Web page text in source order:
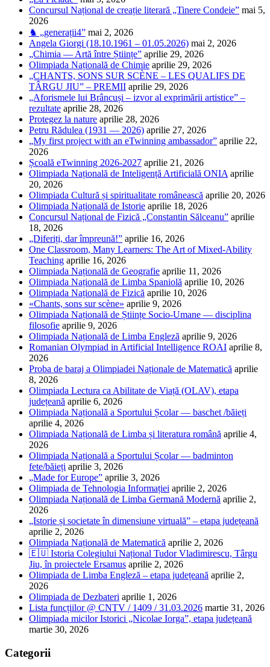
Concursul Național de creație literară „Tinere Condeie” mai 5,
2026
♞ „generații4” mai 2, 2026
Angela Giorgi (18.10.1961 – 01.05.2026) mai 2, 2026
„Chimia — Artă între Științe” aprilie 29, 2026
Olimpiada Națională de Chimie aprilie 29, 2026
„CHANTS, SONS SUR SCÈNE – LES QUALIFS DE
TÂRGU JIU” – PREMII aprilie 29, 2026
„Aforismele lui Brâncuși – izvor al exprimării artistice” –
rezultate aprilie 28, 2026
Protegez la nature aprilie 28, 2026
Petru Rădulea (1931 — 2026) aprilie 27, 2026
„My first project with an eTwinning ambassador” aprilie 22,
2026
Școală eTwinning 2026-2027 aprilie 21, 2026
Olimpiada Națională de Inteligență Artificială ONIA aprilie
20, 2026
Olimpiada Cultură și spiritualitate românească aprilie 20, 2026
Olimpiada Națională de Istorie aprilie 18, 2026
Concursul Național de Fizică „Constantin Sălceanu” aprilie
18, 2026
„Diferiți, dar împreună!” aprilie 16, 2026
One Classroom, Many Learners: The Art of Mixed-Ability
Teaching aprilie 16, 2026
Olimpiada Națională de Geografie aprilie 11, 2026
Olimpiada Națională de Limba Spaniolă aprilie 10, 2026
Olimpiada Națională de Fizică aprilie 10, 2026
«Chants, sons sur scène» aprilie 9, 2026
Olimpiada Națională de Științe Socio-Umane — disciplina
filosofie aprilie 9, 2026
Olimpiada Națională de Limba Engleză aprilie 9, 2026
Romanian Olympiad in Artificial Intelligence ROAI aprilie 8,
2026
Proba de baraj a Olimpiadei Naționale de Matematică aprilie
8, 2026
Olimpiada Lectura ca Abilitate de Viață (OLAV), etapa
județeană aprilie 6, 2026
Olimpiada Națională a Sportului Școlar — baschet /băieți
aprilie 4, 2026
Olimpiada Națională de Limba și literatura română aprilie 4,
2026
Olimpiada Națională a Sportului Școlar — badminton
fete/băieți aprilie 3, 2026
„Made for Europe” aprilie 3, 2026
Olimpiada de Tehnologia Informației aprilie 2, 2026
Olimpiada Națională de Limba Germană Modernă aprilie 2,
2026
„Istorie și societate în dimensiune virtuală” – etapa județeană
aprilie 2, 2026
Olimpiada Națională de Matematică aprilie 2, 2026
🇪🇺 Istoria Colegiului Național Tudor Vladimirescu, Târgu
Jiu, în proiectele Ersamus aprilie 2, 2026
Olimpiada de Limba Engleză – etapa județeană aprilie 2,
2026
Olimpiada de Dezbateri aprilie 1, 2026
Lista funcțiilor @ CNTV / 1409 / 31.03.2026 martie 31, 2026
Olimpiada micilor Istorici „Nicolae Iorga”, etapa județeană
martie 30, 2026
Categorii